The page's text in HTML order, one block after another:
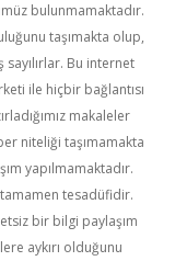
bulunmamaktadır.
taşımakta olup,
Bu internet
ile hiçbir bağlantısı
makaleler
niteliği taşımamakta
yapılmamaktadır.
tesadüfidir.
bir bilgi paylaşım
aykırı olduğunu